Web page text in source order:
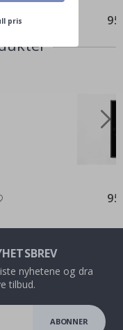
nyhetene og dra
tilbud.
ABONNER
pris